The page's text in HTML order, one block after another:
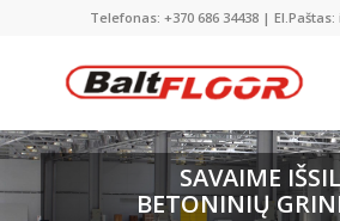
Telefonas: +370 686 34438 |
SAVAIME
BETONINIŲ